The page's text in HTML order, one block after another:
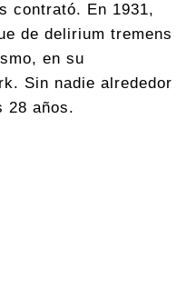
contrató. En 1931,
de delirium tremens
en su
Sin nadie alrededor
28 años.